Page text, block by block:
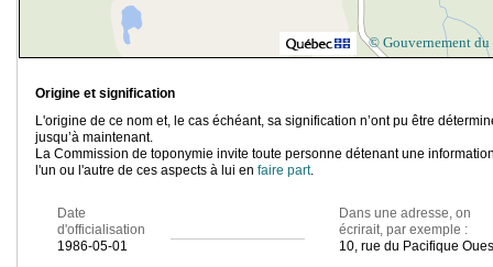
© Gouvernement du
Origine et signification
L'origine de ce nom et, le cas échéant, sa signification n’ont pu être
jusqu’à maintenant.
La Commission de toponymie invite toute personne détenant une
l'un ou l'autre de ces aspects à lui en faire part.
Date
d'officialisation
1986-05-01
Dans une adresse, on
écrirait, par exemple :
10, rue du Pacifique